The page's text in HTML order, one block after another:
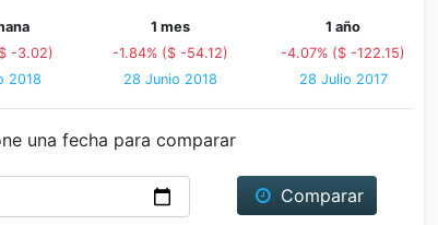
-3.02)
2018
1 mes
-1.84% ($ -54.12)
28 Junio 2018
1 año
-4.07% ($ -122.15)
28 Julio 2017
una fecha para comparar
Comparar